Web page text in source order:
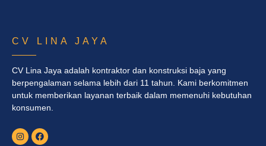
CV LINA JAYA
CV Lina Jaya adalah kontraktor dan konstruksi baja yang
berpengalaman selama lebih dari 11 tahun. Kami berkomitmen
untuk memberikan layanan terbaik dalam memenuhi kebutuhan
konsumen.